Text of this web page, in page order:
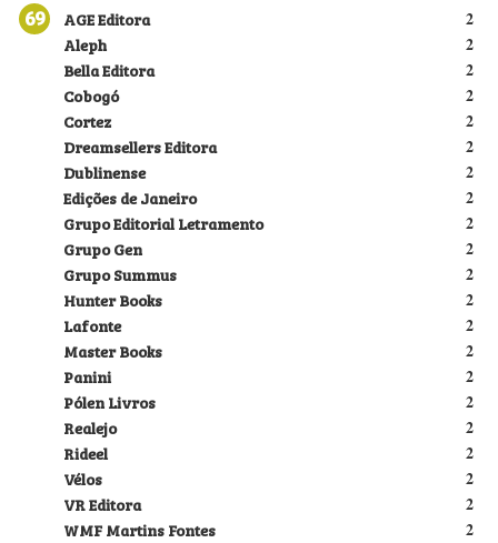
69 2
AGE Editora
2
Aleph
2
Bella Editora
2
Cobogó
2
Cortez
2
Dreamsellers Editora
2
Dublinense
2
Edições de Janeiro
2
Grupo Editorial Letramento
2
Grupo Gen
2
Grupo Summus
2
Hunter Books
2
Lafonte
2
Master Books
2
Panini
2
Pólen Livros
2
Realejo
2
Rideel
2
Vélos
2
VR Editora
2
WMF Martins Fontes